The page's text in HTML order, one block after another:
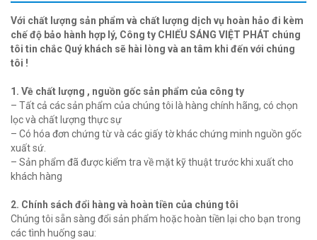
Với chất lượng sản phẩm và chất lượng dịch vụ hoàn hảo đi kèm
chế độ bảo hành hợp lý, Công ty CHIẾU SÁNG VIỆT PHÁT chúng
tôi tin chắc Quý khách sẽ hài lòng và an tâm khi đến với chúng
tôi !
1. Về chất lượng , nguồn gốc sản phẩm của công ty
– Tất cả các sản phẩm của chúng tôi là hàng chính hãng, có chọn
lọc và chất lượng thực sự
– Có hóa đơn chứng từ và các giấy tờ khác chứng minh nguồn gốc
xuất sứ.
– Sản phẩm đã được kiểm tra về mặt kỹ thuật trước khi xuất cho
khách hàng
2. Chính sách đổi hàng và hoàn tiền của chúng tôi
Chúng tôi sẵn sàng đổi sản phẩm hoặc hoàn tiền lại cho bạn trong
các tình huống sau: